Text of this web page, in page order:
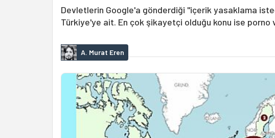
Devletlerin Google'a gönderdiği "içerik yasaklama
Türkiye'ye ait. En çok şikayetçi olduğu konu ise
A. Murat Eren